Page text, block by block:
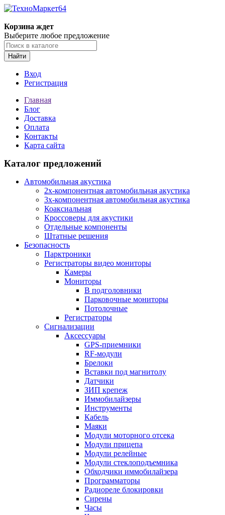
Корзина ждет
Выберите любое предложение
Найти
Вход
Регистрация
Главная
Блог
Доставка
Оплата
Контакты
Карта сайта
Каталог предложений
Автомобильная акустика
2х-компонентная автомобильная акустика
3х-компонентная автомобильная акустика
Коаксиальная
Кроссоверы для акустики
Отдельные компоненты
Штатные решения
Безопасность
Парктроники
Регистраторы видео мониторы
Камеры
Мониторы
В подголовники
Парковочные мониторы
Потолочные
Регистраторы
Сигнализации
Аксессуары
GPS-приемники
RF-модули
Брелоки
Вставки под магнитолу
Датчики
ЗИП крепеж
Иммобилайзеры
Инструменты
Кабель
Маяки
Модули моторного отсека
Модули прицепа
Модули релейные
Модули стеклоподъемника
Обходчики иммобилайзера
Программаторы
Радиореле блокировки
Сирены
Часы